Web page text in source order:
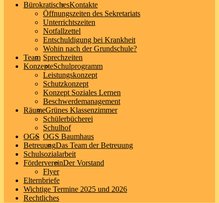
BürokratischesKontakte
Öffnungszeiten des Sekretariats
Unterrichtszeiten
Notfallzettel
Entschuldigung bei Krankheit
Wohin nach der Grundschule?
Team Sprechzeiten
KonzepteSchulprogramm
Leistungskonzept
Schutzkonzept
Konzept Soziales Lernen
Beschwerdemanagement
RäumeGrünes Klassenzimmer
Schülerbücherei
Schulhof
OGS OGS Baumhaus
BetreuungDas Team der Betreuung
Schulsozialarbeit
FördervereinDer Vorstand
Flyer
Elternbriefe
Wichtige Termine 2025 und 2026
Rechtliches